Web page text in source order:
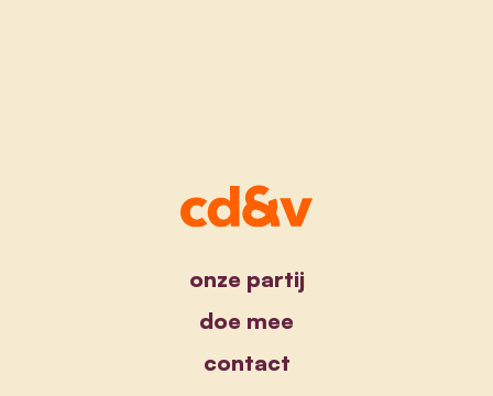
onze partij
doe mee
contact